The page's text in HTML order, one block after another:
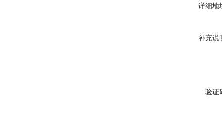
详细地
补充说
验证